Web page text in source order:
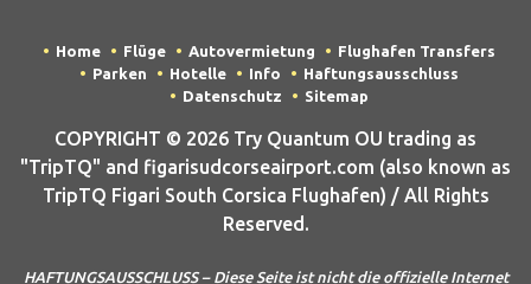
Home Flüge Autovermietung
Flughafen Transfers
Parken
Hotelle Info
Haftungsausschluss
Datenschutz
Sitemap
COPYRIGHT © 2026 Try Quantum OU trading as
"TripTQ" and figarisudcorseairport.com (also known as
TripTQ Figari South Corsica Flughafen) / All Rights
Reserved.
HAFTUNGSAUSSCHLUSS – Diese Seite ist nicht die offizielle Internet